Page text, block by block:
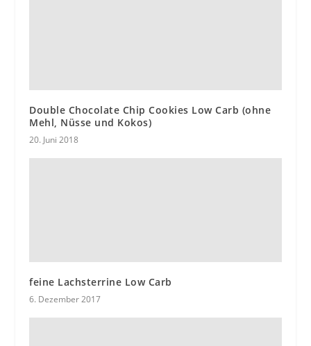
Double Chocolate Chip Cookies Low Carb (ohne
Mehl, Nüsse und Kokos)
20. Juni 2018
feine Lachsterrine Low Carb
6. Dezember 2017